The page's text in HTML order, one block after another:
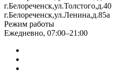
г.Белореченск,ул.Толстого,д.40
г.Белореченск,ул.Ленина,д.85а
Режим работы
Ежедневно, 07:00–21:00